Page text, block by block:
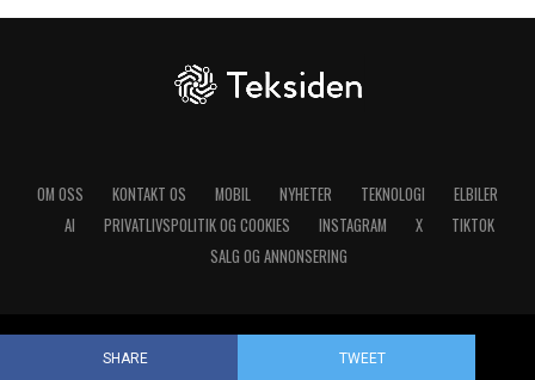
SHARE TWEET
OM OSS KONTAKT OS MOBIL NYHETER TEKNOLOGI
ELBILER
AI
PRIVATLIVSPOLITIK OG COOKIES INSTAGRAM X
TIKTOK
SALG OG ANNONSERING
Copyright © 2025 Teksiden.no